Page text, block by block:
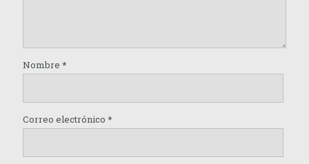
Nombre *
Correo electrónico *